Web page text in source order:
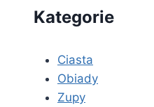
Kategorie
Ciasta
Obiady
Zupy